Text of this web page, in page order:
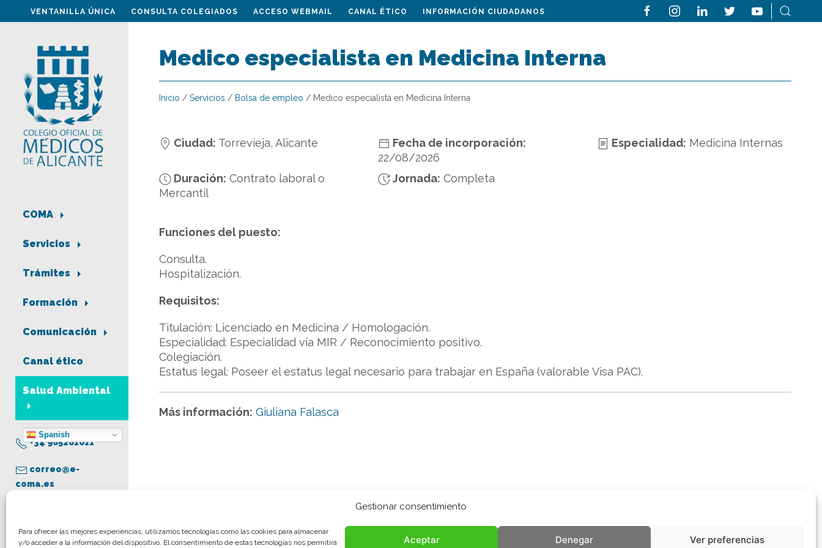
Gestionar consentimiento
Para ofrecer las mejores experiencias, utilizamos tecnologías como las cookies para almacenar
y/o acceder a la información del dispositivo. El consentimiento de estas tecnologías nos permitirá
Aceptar Denegar Ver preferencias
VENTANILLA ÚNICA CONSULTA COLEGIADOS ACCESO WEBMAIL CANAL ÉTICO INFORMACIÓN CIUDADANOS
COMA
Servicios
Trámites
Formación
Comunicación
Canal ético
Salud Ambiental
Spanish
+34 965261011
correo@e-
coma.es
Aviso legal
Medico especialista en Medicina Interna
Inicio / Servicios / Bolsa de empleo / Medico especialista en Medicina Interna
Ciudad: Torrevieja, Alicante
Fecha de incorporación:
22/08/2026
Especialidad: Medicina Internas
Duración: Contrato laboral o
Mercantil
Jornada: Completa
Funciones del puesto:
Consulta.
Hospitalización.
Requisitos:
Titulación: Licenciado en Medicina / Homologación.
Especialidad: Especialidad vía MIR / Reconocimiento positivo.
Colegiación.
Estatus legal: Poseer el estatus legal necesario para trabajar en España (valorable Visa PAC).
Más información: Giuliana Falasca